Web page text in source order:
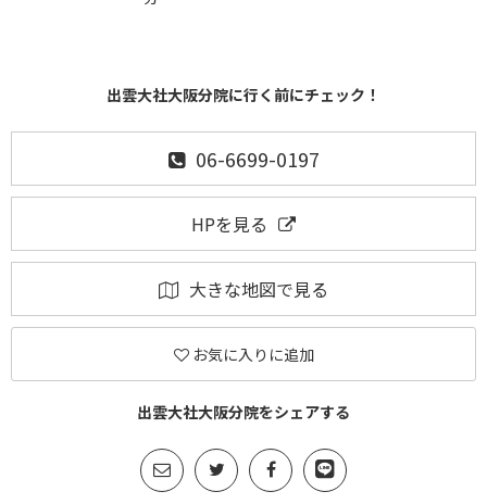
出雲大社大阪分院に行く前にチェック！
06-6699-0197
HPを見る
大きな地図で見る
お気に入りに追加
出雲大社大阪分院をシェアする